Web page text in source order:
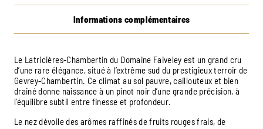
Informations complémentaires
Le Latricières-Chambertin du Domaine Faiveley est un grand cru
d’une rare élégance, situé à l’extrême sud du prestigieux terroir de
Gevrey-Chambertin. Ce climat au sol pauvre, caillouteux et bien
drainé donne naissance à un pinot noir d’une grande précision, à
l’équilibre subtil entre finesse et profondeur.
Le nez dévoile des arômes raffinés de fruits rouges frais, de